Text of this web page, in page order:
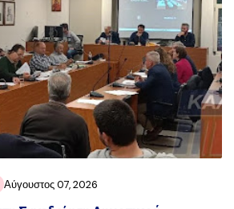
Αύγουστος 07, 2026